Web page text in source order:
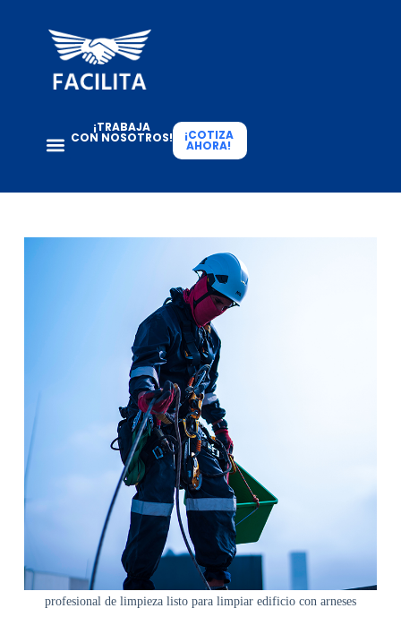
¡TRABAJA
CON NOSOTROS! ¡COTIZA
AHORA!
profesional de limpieza listo para limpiar edificio con arneses